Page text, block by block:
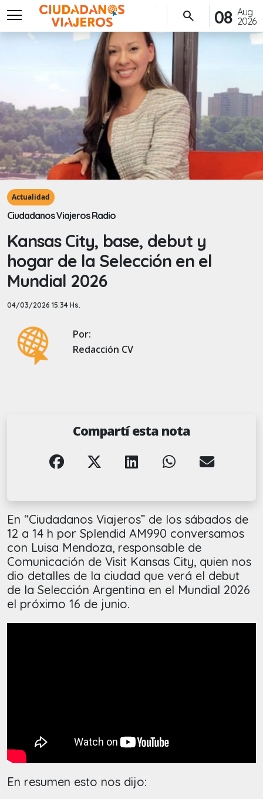
menu
Aug
2026
08
search
Actualidad
Ciudadanos Viajeros Radio
Kansas City, base, debut y
hogar de la Selección en el
Mundial 2026
04/03/2026 15:34 Hs.
Por:
Redacción CV
Compartí esta nota
En “Ciudadanos Viajeros” de los sábados de
12 a 14 h por Splendid AM990 conversamos
con Luisa Mendoza, responsable de
Comunicación de Visit Kansas City, quien nos
dio detalles de la ciudad que verá el debut
de la Selección Argentina en el Mundial 2026
el próximo 16 de junio.
En resumen esto nos dijo: